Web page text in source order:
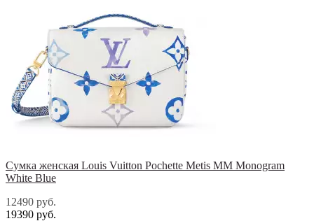
Сумка женская Louis Vuitton Pochette Metis MM Monogram
White Blue
12490 руб.
19390 руб.